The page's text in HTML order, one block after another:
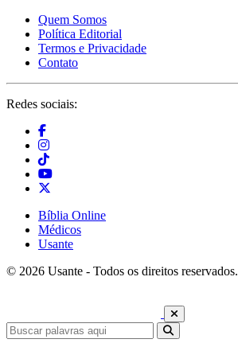
Quem Somos
Política Editorial
Termos e Privacidade
Contato
Redes sociais:
Bíblia Online
Médicos
Usante
© 2026 Usante - Todos os direitos reservados.